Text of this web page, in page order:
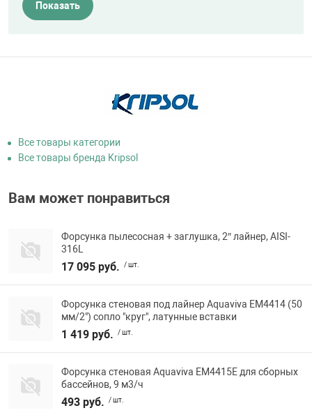
Показать
Все товары категории
Все товары бренда Kripsol
Вам может понравиться
Форсунка пылесосная + заглушка, 2″ лайнер, AISI-
316L
17 095 руб. / шт.
Форсунка стеновая под лайнер Aquaviva EM4414 (50
мм/2") сопло "круг", латунные вставки
1 419 руб. / шт.
Форсунка стеновая Aquaviva EM4415E для сборных
бассейнов, 9 м3/ч
493 руб. / шт.